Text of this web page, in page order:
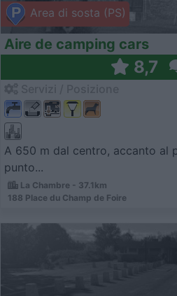
Area di sosta (PS)
Aire de camping cars
8,7
A 650 m dal centro, accanto al
punto...
La Chambre - 37.1km
188 Place du Champ de Foire